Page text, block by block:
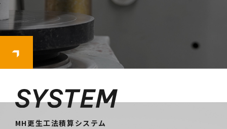
MH更生工法積算システム